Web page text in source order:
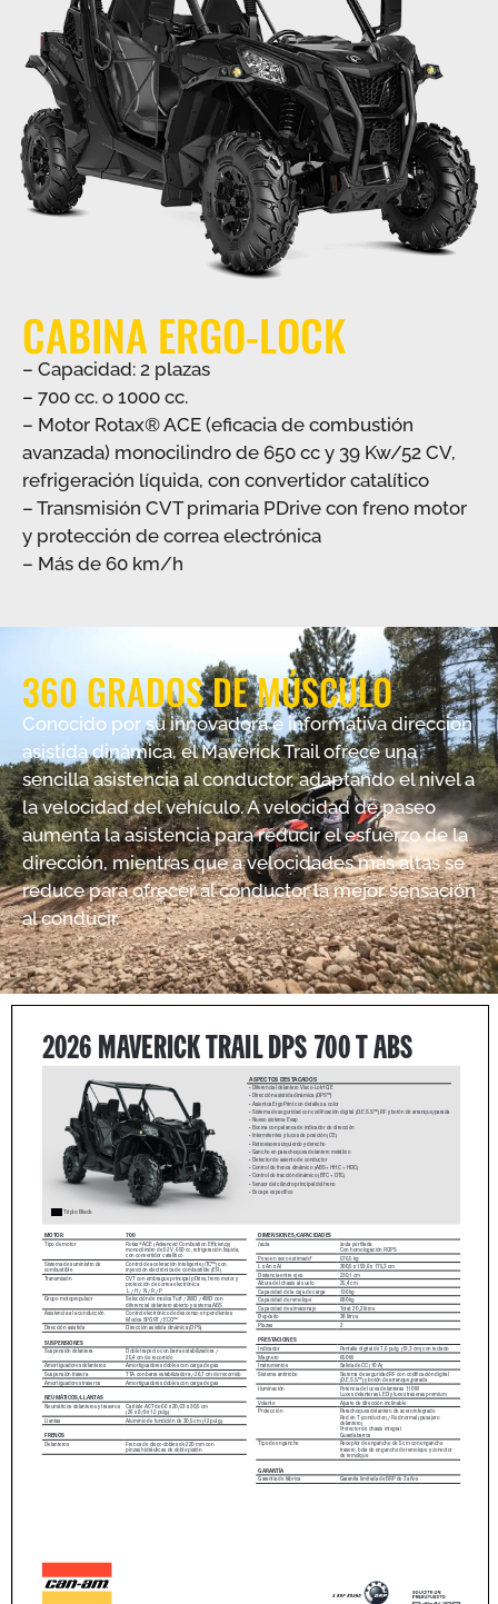
CABINA ERGO-LOCK
– Capacidad: 2 plazas
– 700 cc. o 1000 cc.
– Motor Rotax® ACE (eficacia de combustión
avanzada) monocilindro de 650 cc y 39 Kw/52 CV,
refrigeración líquida, con convertidor catalítico
– Transmisión CVT primaria PDrive con freno motor
y protección de correa electrónica
– Más de 60 km/h
360 GRADOS DE MÚSCULO
Conocido por su innovadora e informativa dirección
asistida dinámica, el Maverick Trail ofrece una
sencilla asistencia al conductor, adaptando el nivel a
la velocidad del vehículo. A velocidad de paseo
aumenta la asistencia para reducir el esfuerzo de la
dirección, mientras que a velocidades más altas se
reduce para ofrecer al conductor la mejor sensación
al conducir.